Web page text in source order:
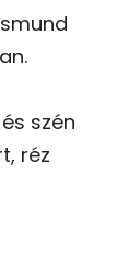
szén
réz